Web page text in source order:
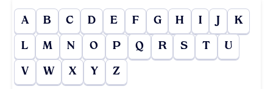
A B C D E F G H I J K
L M N O P Q R S T U
V W X Y Z